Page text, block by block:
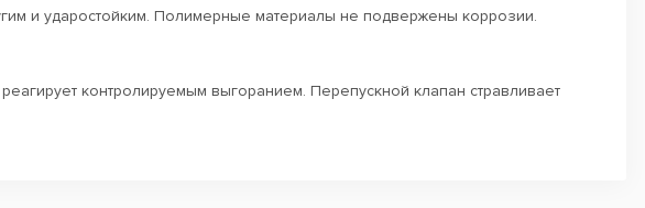
и ударостойким. Полимерные материалы не подвержены коррозии.
контролируемым выгоранием. Перепускной клапан стравливает